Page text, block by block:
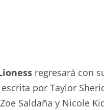
regresará con
escrita por Taylor
Saldaña y Nicole